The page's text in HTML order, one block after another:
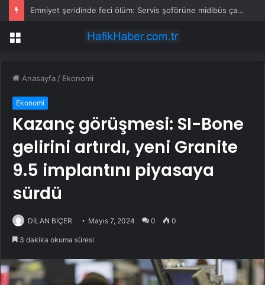
Emniyet şeridinde feci ölüm: Servis şoförüne midibüs çarptı
Menü
Anasayfa / Ekonomi
Ekonomi
Kazanç görüşmesi: SI-Bone
gelirini artırdı, yeni Granite
9.5 implantını piyasaya
sürdü
DİLAN BİÇER Mayıs 7, 2024 0 0
3 dakika okuma süresi